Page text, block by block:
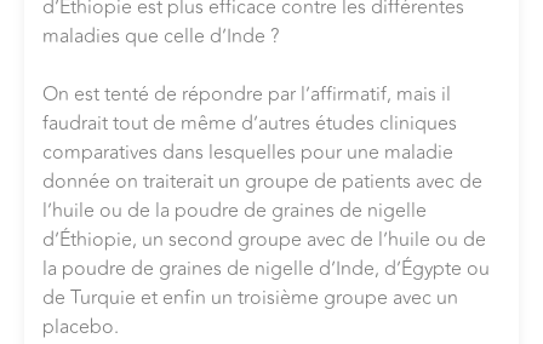
d’Éthiopie est plus efficace contre les différentes
maladies que celle d’Inde ?
On est tenté de répondre par l’affirmatif, mais il
faudrait tout de même d’autres études cliniques
comparatives dans lesquelles pour une maladie
donnée on traiterait un groupe de patients avec de
l’huile ou de la poudre de graines de nigelle
d’Éthiopie, un second groupe avec de l’huile ou de
la poudre de graines de nigelle d’Inde, d’Égypte ou
de Turquie et enfin un troisième groupe avec un
placebo.